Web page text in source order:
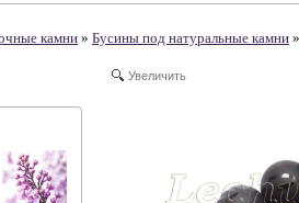
камни » Бусины под натуральные камни
Увеличить